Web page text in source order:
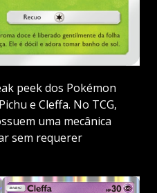
peek dos Pokémon
e Cleffa. No TCG,
uma mecânica
sem requerer